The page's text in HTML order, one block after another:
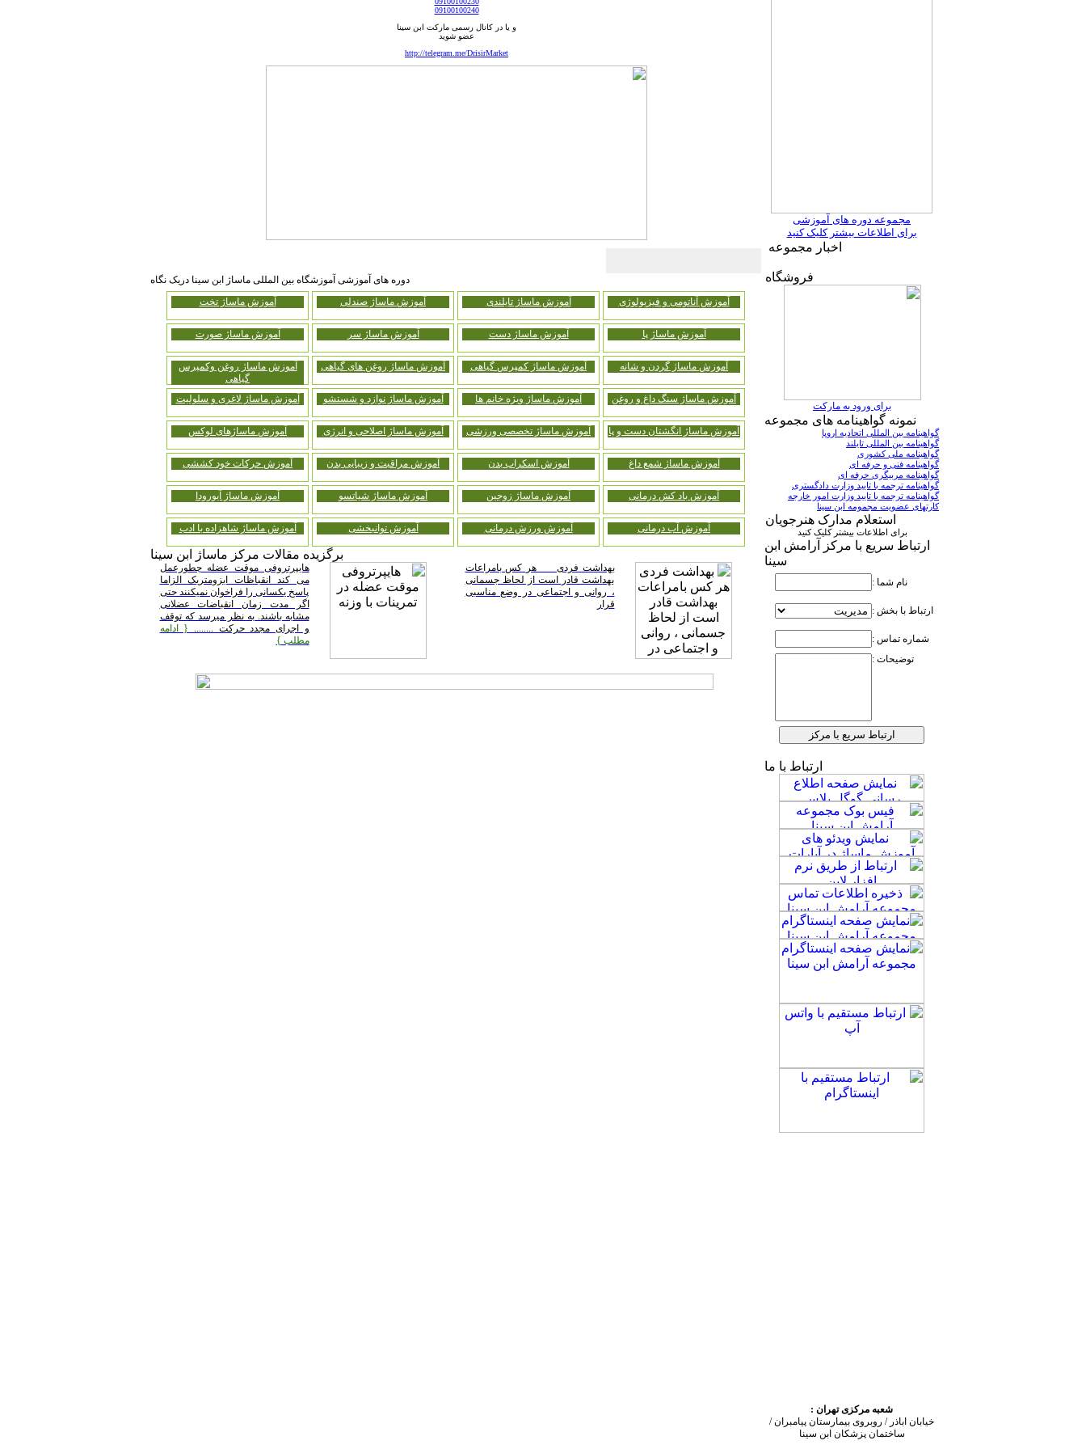
09100100240
و یا در کانال رسمی مارکت ابن سینا
عضو شوید
http://telegram.me/DrisirMarket
دوره های آموزشی آموزشگاه بین المللی ماساژ ابن سینا دریک نگاه
آموزش آناتومی و فیزیولوژی
آموزش ماساژ تایلندی آموزش ماساژ صندلی آموزش ماساژ تخت
آموزش ماساژ پا آموزش ماساژ دست آموزش ماساژ سر آموزش ماساژ صورت
آموزش ماساژ گردن و شانه آموزش ماساژ کمپرس گیاهی آموزش ماساژ روغن های گیاهی
آموزش ماساژ روغن وکمپرس
گیاهی
آموزش ماساژ سنگ داغ و روغن
آموزش ماساژ ویژه خانم ها آموزش ماساژ نوازد و شستشو آموزش ماساژ لاغری و سلولیت
آموزش ماساژ انگشتان دست و پا آموزش ماساژ تخصصی ورزشی آموزش ماساژ اصلاحی و انرژی آموزش ماساژهای لوکس
آموزش ماساژ شمع داغ آموزش اسکراب بدن آموزش مراقبت و زیبایی بدن آموزش حرکات خود کششی
آموزش باد کش درمانی آموزش ماساژ زوجین آموزش ماساژ شیاتسو آموزش ماساژ آیورودا
آموزش آب درمانی آموزش ورزش درمانی آموزش توانبخشی آموزش ماساژ شاهزاده با ادب
برگزیده مقالات مرکز ماساژ ابن سینا
بهداشت فردی هر کس بامراعات
بهداشت قادر است از لحاظ جسمانی
، روانی و اجتماعی در وضع مناسبی
قرار
هایپرتروفی موقت عضله چطورعمل
می کند انقباظات ایزومتریک الزاما
پاسخ یکسانی را فراخوان نمیکنند حتی
اگر مدت زمان انقباضات عضلانی
مشابه باشند. به نظر میرسد که توقف
و اجرای مجدد حرکت ........ { ادامه
مطلب }
مجموعه دوره های آموزشی
برای اطلاعات بیشتر کلیک کنید
اخبار مجموعه
فروشگاه
برای ورود به مارکت
نمونه گواهینامه های مجموعه
گواهینامه بین المللی اتحادیه اروپا
گواهینامه بین المللی تایلند
گواهینامه ملی کشوری
گواهینامه فنی و حرفه ای
گواهینامه مربیگری حرفه ای
گواهینامه ترجمه با تایید وزارت دادگستری
گواهینامه ترجمه با تایید وزارت امور خارجه
کارتهای عضویت مجمومه ابن سینا
استعلام مدارک هنرجویان
برای اطلاعات بیشتر کلیک کنید
ارتباط سریع با مرکز آرامش ابن
سینا
نام شما :
ارتباط با بخش :
شماره تماس :
توضیحات :
ارتباط با ما
شعبه مرکزی تهران :
خیابان اباذر / روبروی بیمارستان پیامبران /
ساختمان پزشکان ابن سینا